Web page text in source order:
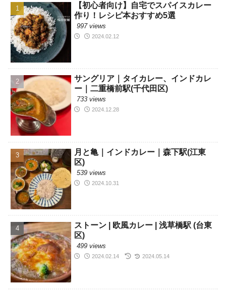
【初心者向け】自宅でスパイスカレー
作り！レシピ本おすすめ5選
997 views
2024.02.12
サングリア｜タイカレー、インドカレ
ー｜二重橋前駅(千代田区)
733 views
2024.12.28
月と亀｜インドカレー｜森下駅(江東
区)
539 views
2024.10.31
ストーン | 欧風カレー | 浅草橋駅 (台東
区)
499 views
2024.02.14 2024.05.14